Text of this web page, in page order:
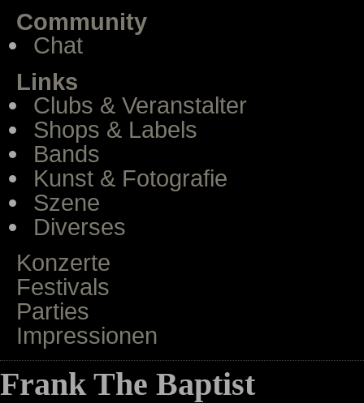
Community
Chat
Links
Clubs & Veranstalter
Shops & Labels
Bands
Kunst & Fotografie
Szene
Diverses
Konzerte
Festivals
Parties
Impressionen
Frank The Baptist